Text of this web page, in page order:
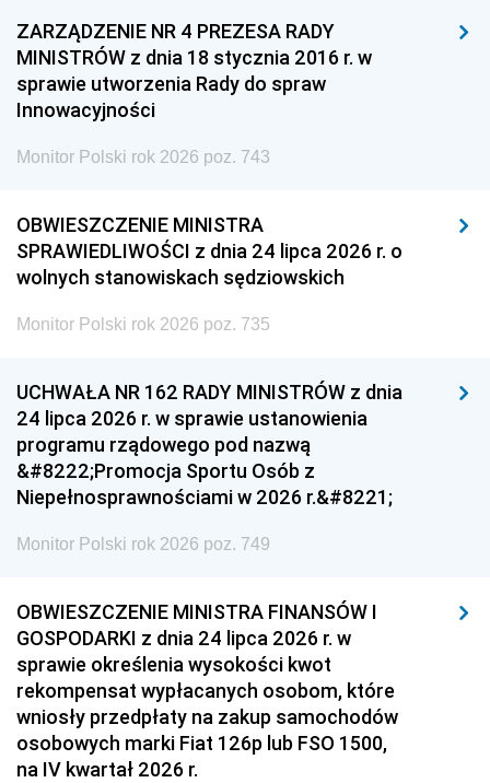
ZARZĄDZENIE NR 4 PREZESA RADY
MINISTRÓW z dnia 18 stycznia 2016 r. w
sprawie utworzenia Rady do spraw
Innowacyjności
Monitor Polski rok 2026 poz. 743
OBWIESZCZENIE MINISTRA
SPRAWIEDLIWOŚCI z dnia 24 lipca 2026 r. o
wolnych stanowiskach sędziowskich
Monitor Polski rok 2026 poz. 735
UCHWAŁA NR 162 RADY MINISTRÓW z dnia
24 lipca 2026 r. w sprawie ustanowienia
programu rządowego pod nazwą
&#8222;Promocja Sportu Osób z
Niepełnosprawnościami w 2026 r.&#8221;
Monitor Polski rok 2026 poz. 749
OBWIESZCZENIE MINISTRA FINANSÓW I
GOSPODARKI z dnia 24 lipca 2026 r. w
sprawie określenia wysokości kwot
rekompensat wypłacanych osobom, które
wniosły przedpłaty na zakup samochodów
osobowych marki Fiat 126p lub FSO 1500,
na IV kwartał 2026 r.